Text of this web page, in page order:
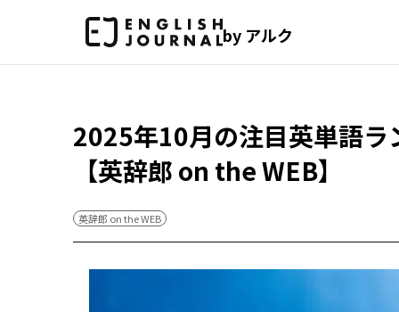
by アルク
2025年10月の注目英単語
【英辞郎 on the WEB】
英辞郎 on the WEB